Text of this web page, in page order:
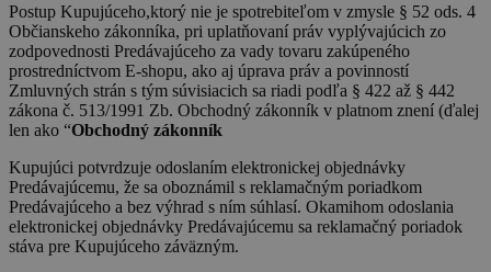
Postup Kupujúceho,ktorý nie je spotrebiteľom v zmysle § 52 ods. 4
Občianskeho zákonníka, pri uplatňovaní práv vyplývajúcich zo
zodpovednosti Predávajúceho za vady tovaru zakúpeného
prostredníctvom E-shopu, ako aj úprava práv a povinností
Zmluvných strán s tým súvisiacich sa riadi podľa § 422 až § 442
zákona č. 513/1991 Zb. Obchodný zákonník v platnom znení (ďalej
len ako “Obchodný zákonník
Kupujúci potvrdzuje odoslaním elektronickej objednávky
Predávajúcemu, že sa oboznámil s reklamačným poriadkom
Predávajúceho a bez výhrad s ním súhlasí. Okamihom odoslania
elektronickej objednávky Predávajúcemu sa reklamačný poriadok
stáva pre Kupujúceho záväzným.